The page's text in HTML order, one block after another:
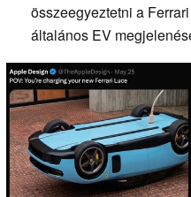
összeegyeztetni a
általános EV